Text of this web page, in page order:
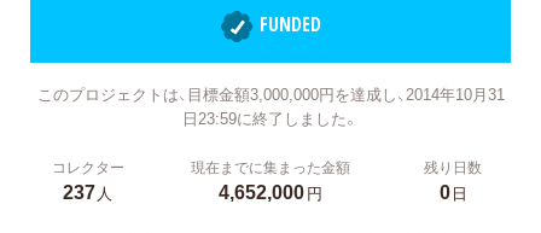
FUNDED
このプロジェクトは、目標金額3,000,000円を達成し、2014年10月31
日23:59に終了しました。
コレクター
237人
現在までに集まった金額
4,652,000円
残り日数
0日